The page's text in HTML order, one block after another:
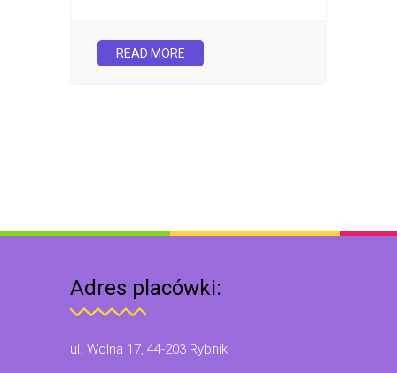
READ MORE
Adres placówki:
ul. Wolna 17, 44-203 Rybnik